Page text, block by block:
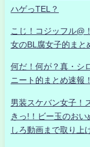
ハゲっTEL？
こじ！コジッフル@
女のBL腐女子的まと
何だ！何が？真・
ニート的まとめ速報
男装スケバン女子！
きっ!！ビー玉のお
しろ動画まで取り上